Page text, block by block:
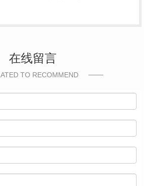
在线留言
TO RECOMMEND